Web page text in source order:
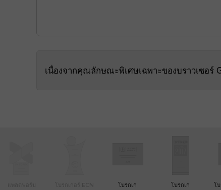
เนื่องจากคุณลักษณะพิเศษเฉพาะของบราวเซอร์
โบรกเก
โบรกเก
โ